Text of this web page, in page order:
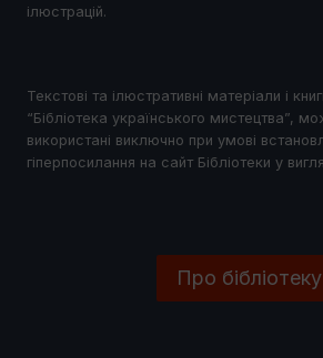
ілюстрацій.
Текстові та ілюстративні матеріали і
“Бібліотека українського мистецтва”,
використані виключно при умові
гіперпосилання на сайт Бібліотеки у
Про бібліотеку